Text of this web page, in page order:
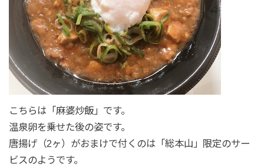
こちらは「麻婆炒飯」です。
温泉卵を乗せた後の姿です。
唐揚げ（2ヶ）がおまけで付くのは「総本山」限定のサー
ビスのようです。